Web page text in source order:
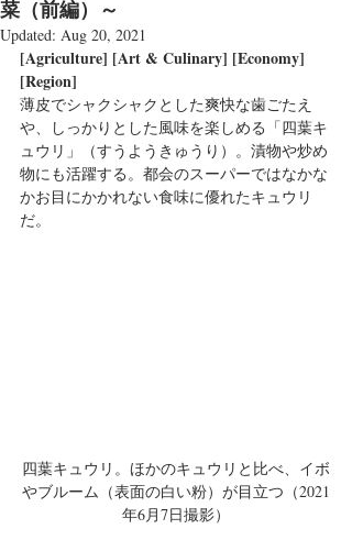
菜（前編）～
Updated: Aug 20, 2021
[Agriculture] [Art & Culinary] [Economy]
[Region]
薄皮でシャクシャクとした爽快な歯ごたえ
や、しっかりとした風味を楽しめる「四葉キ
ュウリ」（すうようきゅうり）。漬物や炒め
物にも活躍する。都会のスーパーではなかな
かお目にかかれない食味に優れたキュウリ
だ。
四葉キュウリ。ほかのキュウリと比べ、イボ
やブルーム（表面の白い粉）が目立つ（2021
年6月7日撮影）